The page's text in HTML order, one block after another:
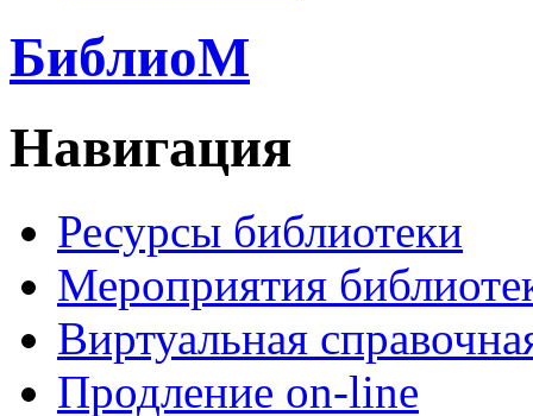
БиблиоМ
Навигация
Ресурсы библиотеки
Мероприятия
Виртуальная
Продление on-line